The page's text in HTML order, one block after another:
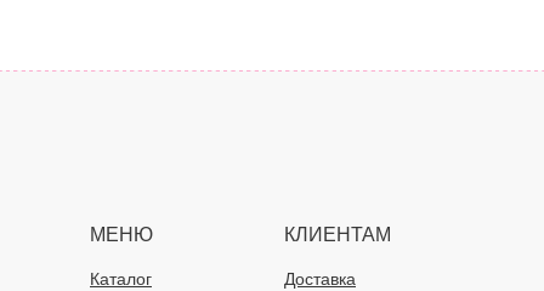
МЕНЮ КЛИЕНТАМ
Каталог Доставка